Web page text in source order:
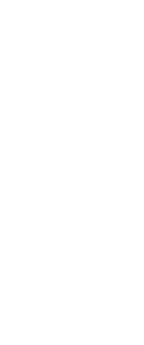
ka amatöörturniirid
mis ühendavad
ja hea seltskonna
kus
Eestile ka
võistlused –
inspireerivad ja
linn, kus spordist
sümbol.